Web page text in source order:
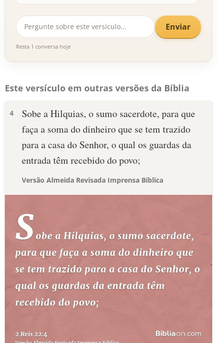
Enviar
Resta 1 conversa hoje
Este versículo em outras versões da Bíblia
4
Sobe a Hilquias, o sumo sacerdote, para que
faça a soma do dinheiro que se tem trazido
para a casa do Senhor, o qual os guardas da
entrada têm recebido do povo;
Versão Almeida Revisada Imprensa Bíblica